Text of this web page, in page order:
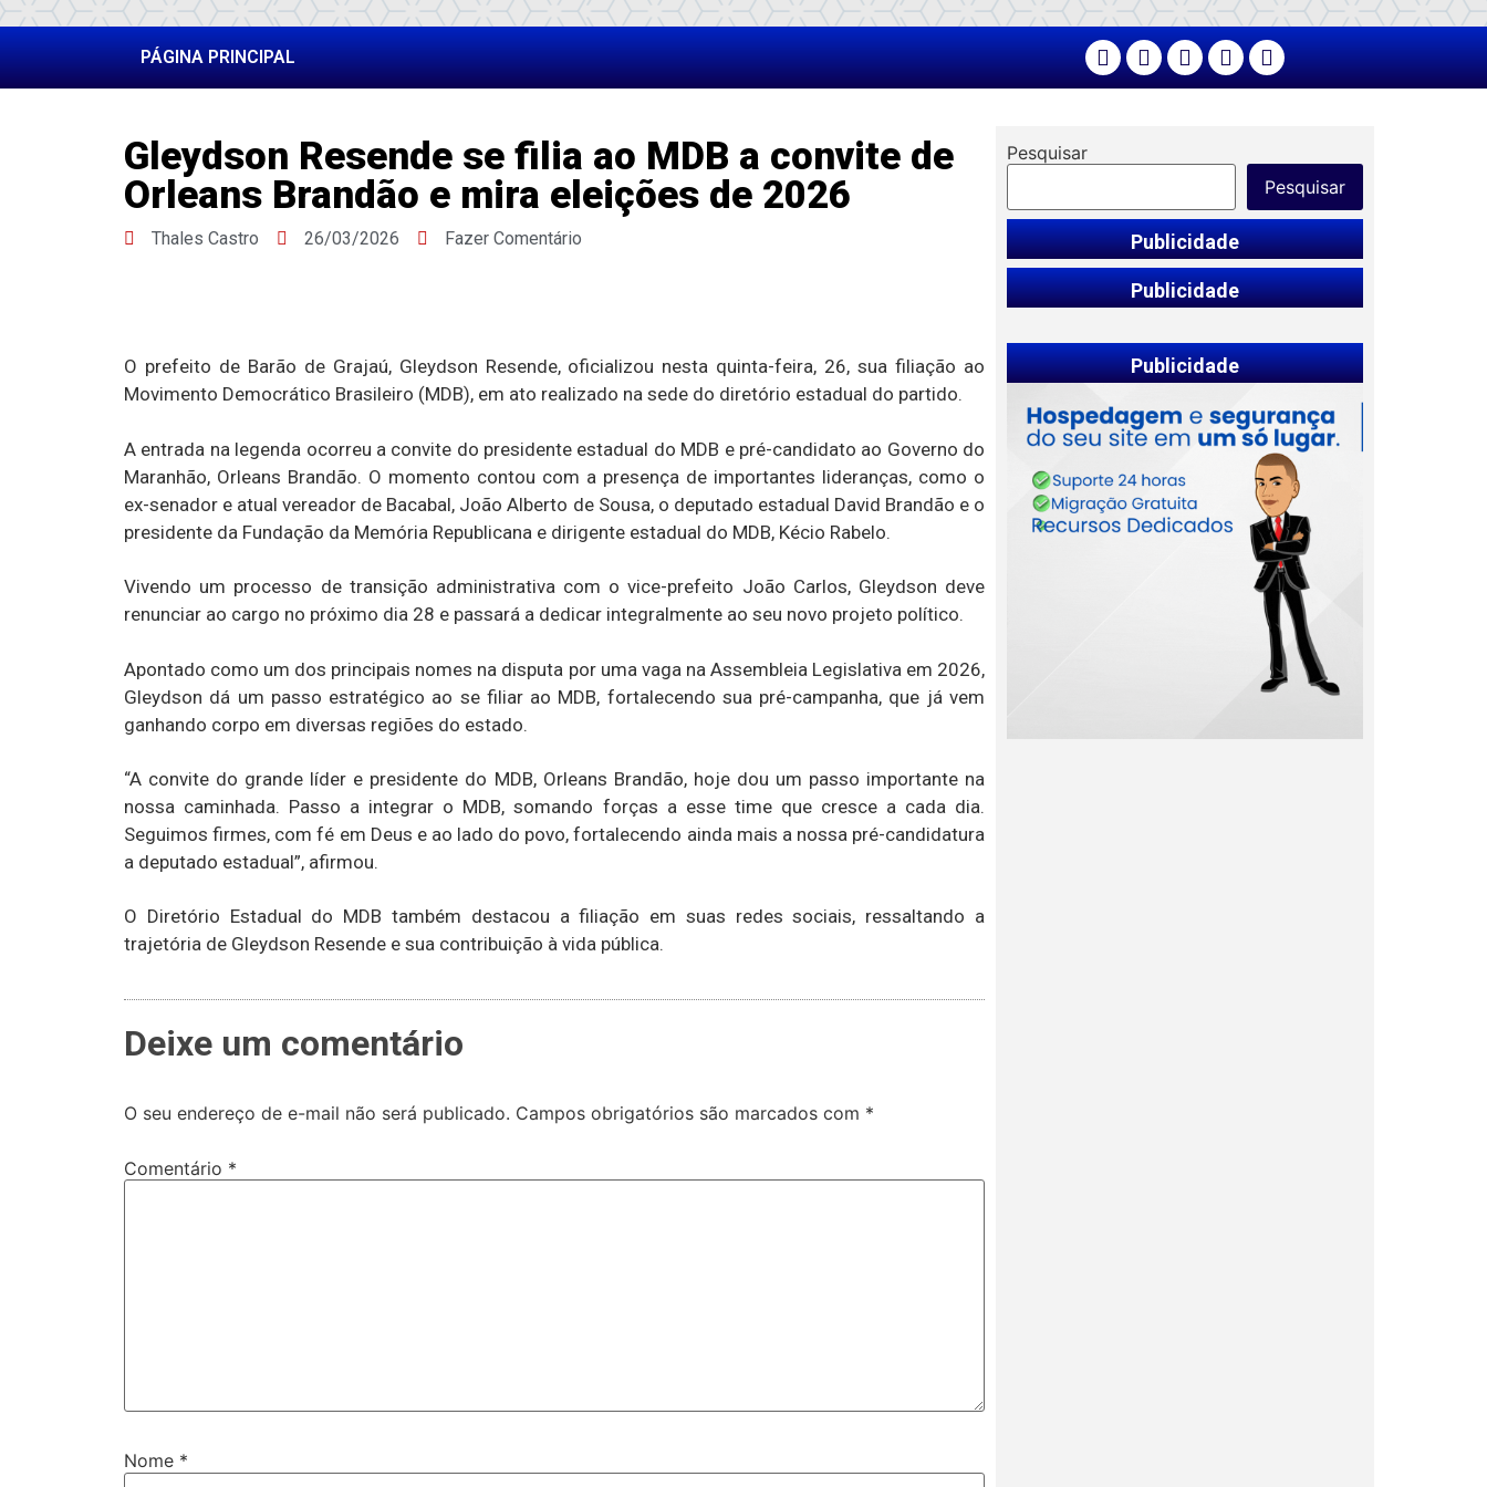
PÁGINA PRINCIPAL
Gleydson Resende se filia ao MDB a convite de
Orleans Brandão e mira eleições de 2026
Thales Castro 26/03/2026 Fazer Comentário
O prefeito de Barão de Grajaú, Gleydson Resende, oficializou nesta quinta-feira, 26, sua filiação ao
Movimento Democrático Brasileiro (MDB), em ato realizado na sede do diretório estadual do partido.
A entrada na legenda ocorreu a convite do presidente estadual do MDB e pré-candidato ao Governo do
Maranhão, Orleans Brandão. O momento contou com a presença de importantes lideranças, como o
ex-senador e atual vereador de Bacabal, João Alberto de Sousa, o deputado estadual David Brandão e o
presidente da Fundação da Memória Republicana e dirigente estadual do MDB, Kécio Rabelo.
Vivendo um processo de transição administrativa com o vice-prefeito João Carlos, Gleydson deve
renunciar ao cargo no próximo dia 28 e passará a dedicar integralmente ao seu novo projeto político.
Apontado como um dos principais nomes na disputa por uma vaga na Assembleia Legislativa em 2026,
Gleydson dá um passo estratégico ao se filiar ao MDB, fortalecendo sua pré-campanha, que já vem
ganhando corpo em diversas regiões do estado.
“A convite do grande líder e presidente do MDB, Orleans Brandão, hoje dou um passo importante na
nossa caminhada. Passo a integrar o MDB, somando forças a esse time que cresce a cada dia.
Seguimos firmes, com fé em Deus e ao lado do povo, fortalecendo ainda mais a nossa pré-candidatura
a deputado estadual”, afirmou.
O Diretório Estadual do MDB também destacou a filiação em suas redes sociais, ressaltando a
trajetória de Gleydson Resende e sua contribuição à vida pública.
Deixe um comentário
O seu endereço de e-mail não será publicado. Campos obrigatórios são marcados com *
Comentário *
Nome *
Pesquisar
Pesquisar
Publicidade
Publicidade
Publicidade